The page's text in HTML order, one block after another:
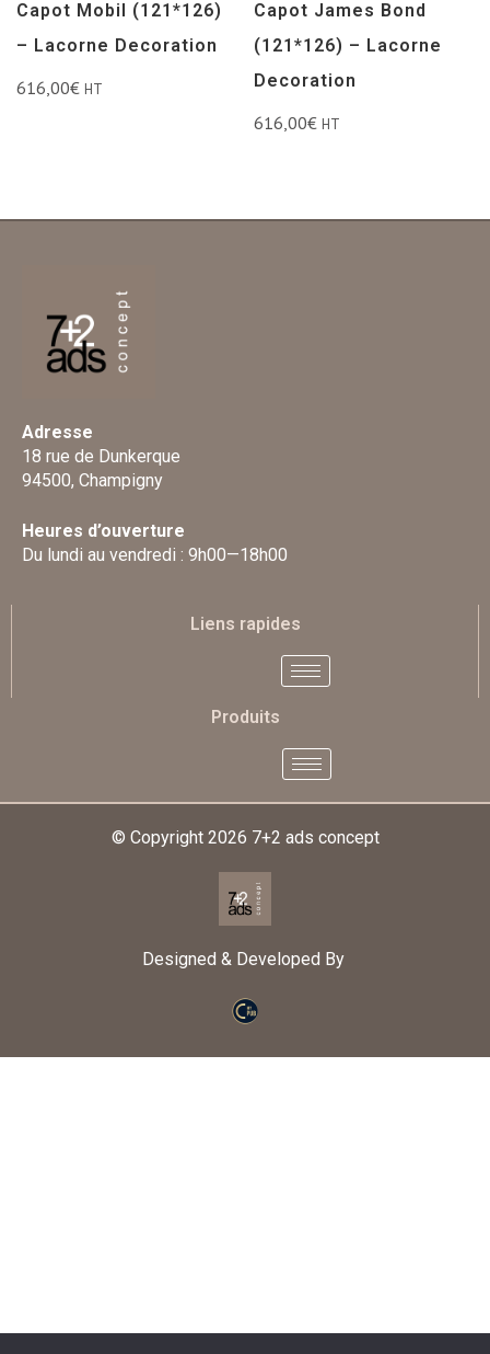
Capot Mobil (121*126)
– Lacorne Decoration
616,00€ HT
Capot James Bond
(121*126) – Lacorne
Decoration
616,00€ HT
Adresse
18 rue de Dunkerque
94500, Champigny
Heures d’ouverture
Du lundi au vendredi : 9h00—18h00
Liens rapides
Produits
© Copyright 2026 7+2 ads concept
Designed & Developed By